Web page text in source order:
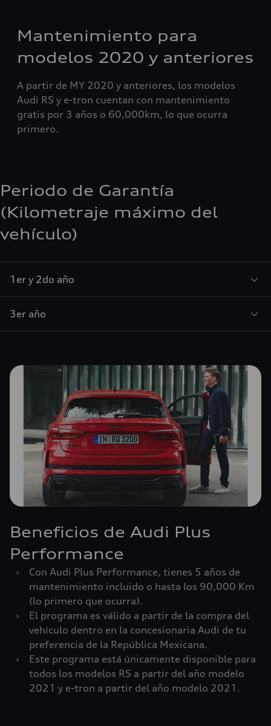
Mantenimiento para
modelos 2020 y anteriores
A partir de MY 2020 y anteriores, los modelos
Audi RS y e-tron cuentan con mantenimiento
gratis por 3 años o 60,000km, lo que ocurra
primero.
Periodo de Garantía
(Kilometraje máximo del
vehículo)
1er y 2do año
3er año
Beneficios de Audi Plus
Performance
›
Con Audi Plus Performance, tienes 5 años de
mantenimiento incluido o hasta los 90,000 Km
(lo primero que ocurra).
›
El programa es válido a partir de la compra del
vehículo dentro en la concesionaria Audi de tu
preferencia de la República Mexicana.
›
Este programa está únicamente disponible para
todos los modelos RS a partir del año modelo
2021 y e-tron a partir del año modelo 2021.